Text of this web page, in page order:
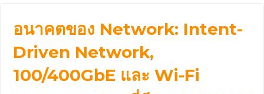
อนาคตของ Network: Intent-
Driven Network,
100/400GbE และ Wi-Fi